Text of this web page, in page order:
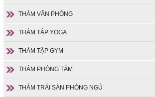
THẢM VĂN PHÒNG
THẢM TẬP YOGA
THẢM TẬP GYM
THẢM PHÒNG TẮM
THẢM TRẢI SÀN PHÒNG NGỦ